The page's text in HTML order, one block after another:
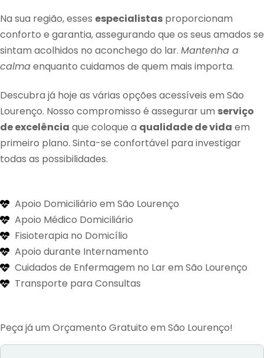
Na sua região, esses especialistas proporcionam
conforto e garantia, assegurando que os seus amados se
sintam acolhidos no aconchego do lar. Mantenha a
calmaenquanto cuidamos de quem mais importa.
Descubra já hoje as várias opções acessíveis em São
Lourenço. Nosso compromisso é assegurar um serviço
de excelência que coloque a qualidade de vida em
primeiro plano. Sinta-se confortável para investigar
todas as possibilidades.
Apoio Domiciliário em São Lourenço
Apoio Médico Domiciliário
Fisioterapia no Domicílio
Apoio durante Internamento
Cuidados de Enfermagem no Lar em São Lourenço
Transporte para Consultas
Peça já um Orçamento Gratuito em São Lourenço!